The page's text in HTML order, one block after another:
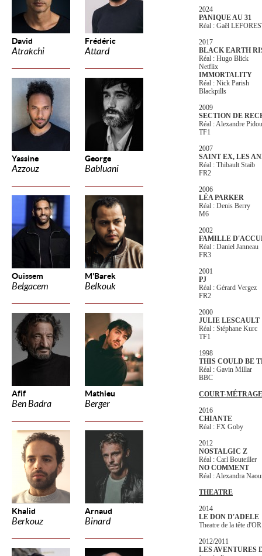
David
Atrakchi
Frédéric
Attard
Yassine
Azzouz
George
Babluani
Ouissem
Belgacem
M'Barek
Belkouk
Afif
Ben Badra
Mathieu
Berger
Khalid
Berkouz
Arnaud
Binard
2024
PANIQUE AU 31
Réal : Gaël
2017
BLACK EARTH
Réal : Hugo Blick
Netflix
IMMORTALITY
Réal : Nick Parish
Blackpills
2009
SECTION DE
Réal : Alexandre
TF1
2007
SAINT EX, LES
Réal : Thibault Staib
FR2
2006
LÉA PARKER
Réal : Denis Berry
M6
2002
FAMILLE
Réal : Daniel Janneau
FR3
2001
PJ
Réal : Gérard Vergez
FR2
2000
JULIE LESCAULT
Réal : Stéphane Kurc
TF1
1998
THIS COULD BE
Réal : Gavin Millar
BBC
COURT-MÉTRAGE
2016
CHIANTE
Réal : FX Goby
2012
NOSTALGIC Z
Réal : Carl Bouteiller
NO COMMENT
Réal : Alexandra
THEATRE
2014
LE DON D'ADELE
Theatre de la tête
2012/2011
LES AVENTURES